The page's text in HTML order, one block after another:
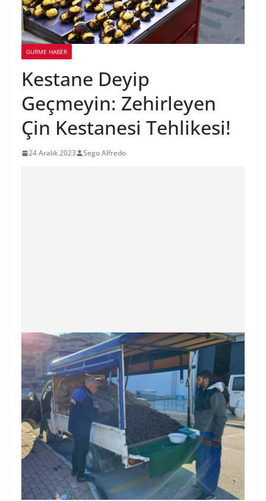
GURME HABER
Kestane Deyip
Geçmeyin: Zehirleyen
Çin Kestanesi Tehlikesi!
24 Aralık 2023 Sego Alfredo